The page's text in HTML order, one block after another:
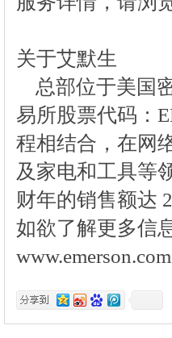
关于艾默生
总部位于美国
易所股票代码：
程相结合，在网
及家电和工具等
财年的销售额达
如欲了解更多信